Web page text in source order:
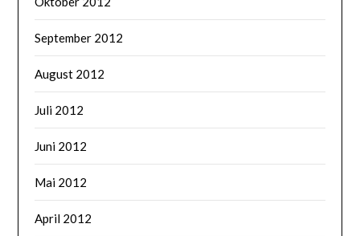
September 2012
August 2012
Juli 2012
Juni 2012
Mai 2012
April 2012